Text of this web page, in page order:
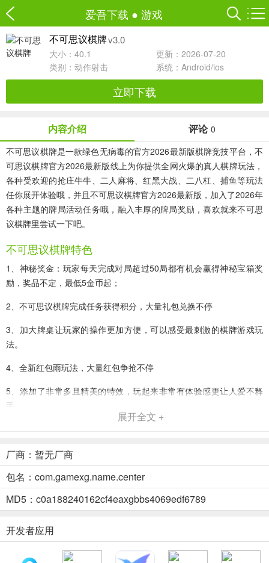
爱吾下载 ● 游戏
不可思议棋牌v3.0
大小：40.1
更新：2026-07-20
类别： 动作射击 系统：Android/ios
立即下载
内容介绍 评论 0
不可思议棋牌是一款绿色无病毒的官方2026最新版棋牌竞技平台，不
可思议棋牌官方2026最新版线上为你提供全网火爆的真人棋牌玩法，
各种受欢迎的抢庄牛牛、二人麻将、红黑大战、二八杠、捕鱼等玩法
任你展开体验哦，并且不可思议棋牌官方2026最新版，加入了2026年
各种主题的牌局活动任务哦，融入丰厚的牌局奖励，喜欢就来不可思
议棋牌里尝试一下吧。
不可思议棋牌特色
1、神秘奖金：玩家每天完成对局超过50局都有机会赢得神秘宝箱奖
励，奖品不定，最低5金币起；
2、不可思议棋牌完成任务获得积分，大量礼包兑换不停
3、加大牌桌让玩家的操作更加方便，可以感受最刺激的棋牌游戏玩
法。
4、全新红包雨玩法，大量红包争抢不停
5、添加了非常多且精美的特效，玩起来非常有体验感更让人爱不释
手。
1、超智能系统让玩家享受最公平绿色的棋牌游戏。
2、我们本款软件的用户流量是非常大的，绝对没有匹配不到对手的情
况发生
3、趣味玩法多多，绝对不重样
4、最公平刺激的游戏对局，让你有更完美的棋牌体验，纯粹牌技的较
展开全文 +
厂商：暂无厂商
包名：com.gamexg.name.center
MD5：c0a188240162cf4eaxgbbs4069edf6789
开发者应用